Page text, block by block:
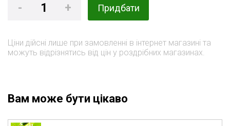
- 1 + Придбати
Ціни дійсні лише при замовленні в інтернет магазині та
можуть відрізнятись від цін у роздрібних магазинах.
Вам може бути цікаво